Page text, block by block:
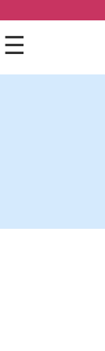
☰